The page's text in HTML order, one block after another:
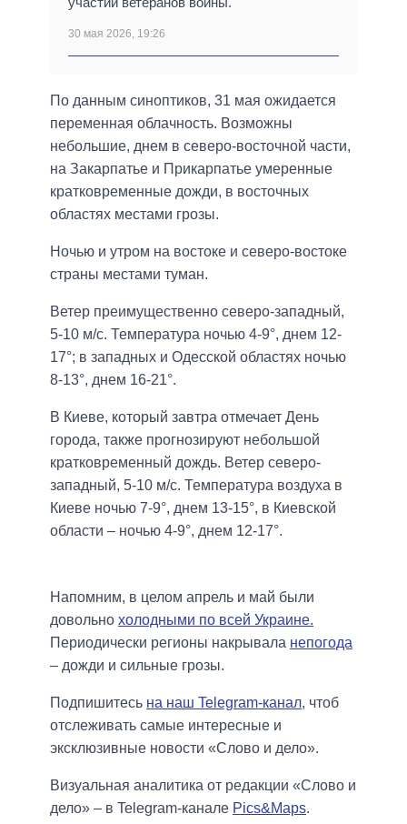
30 мая 2026, 19:26
По данным синоптиков, 31 мая ожидается
переменная облачность. Возможны
небольшие, днем в северо-восточной части,
на Закарпатье и Прикарпатье умеренные
кратковременные дожди, в восточных
областях местами грозы.
Ночью и утром на востоке и северо-востоке
страны местами туман.
Ветер преимущественно северо-западный,
5-10 м/с. Температура ночью 4-9°, днем 12-
17°; в западных и Одесской областях ночью
8-13°, днем 16-21°.
В Киеве, который завтра отмечает День
города, также прогнозируют небольшой
кратковременный дождь. Ветер северо-
западный, 5-10 м/с. Температура воздуха в
Киеве ночью 7-9°, днем 13-15°, в Киевской
области – ночью 4-9°, днем 12-17°.
Напомним, в целом апрель и май были
довольно холодными по всей Украине.
Периодически регионы накрывала непогода
– дожди и сильные грозы.
Подпишитесь на наш Telegram-канал, чтоб
отслеживать самые интересные и
эксклюзивные новости «Слово и дело».
Визуальная аналитика от редакции «Слово и
дело» – в Telegram-канале Pics&Maps.